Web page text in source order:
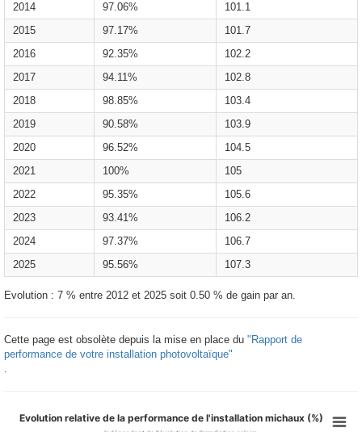
2014
97.06%
101.1
2015
97.17%
101.7
2016
92.35%
102.2
2017
94.11%
102.8
2018
98.85%
103.4
2019
90.58%
103.9
2020
96.52%
104.5
2021
100%
105
2022
95.35%
105.6
2023
93.41%
106.2
2024
97.37%
106.7
2025
95.56% 107.3
Evolution : 7 % entre 2012 et 2025 soit 0.50 % de gain par an.
Cette page est obsolète depuis la mise en place du "Rapport de
performance de votre installation photovoltaïque"
Evolution relative de la performance de l'installation michaux (%)